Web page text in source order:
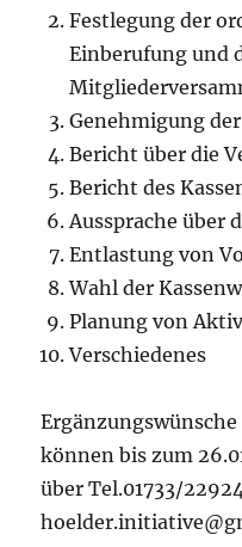
Festlegung der
Einberufung und
Genehmigung
Bericht über die
Bericht des
Aussprache über
Entlastung von
Wahl der
Planung von
Verschiedenes
können bis zum
über Tel.01733/